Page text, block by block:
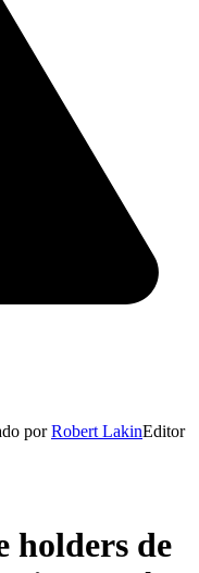
porRobert LakinEditor
holders de